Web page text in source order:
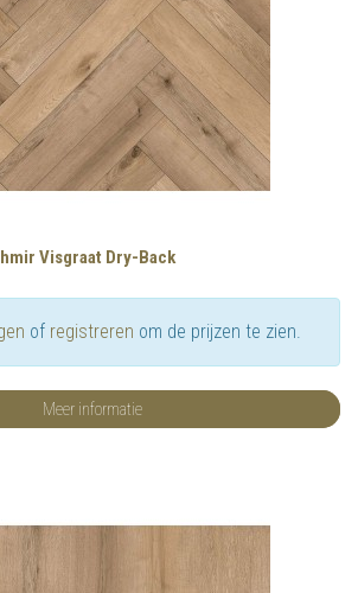
Visgraat Dry-Back
of registreren om de prijzen te zien.
Meer informatie